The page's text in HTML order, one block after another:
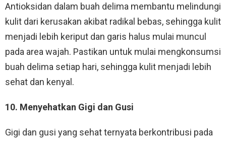
Antioksidan dalam buah delima membantu melindungi
kulit dari kerusakan akibat radikal bebas, sehingga kulit
menjadi lebih keriput dan garis halus mulai muncul
pada area wajah. Pastikan untuk mulai mengkonsumsi
buah delima setiap hari, sehingga kulit menjadi lebih
sehat dan kenyal.
10. Menyehatkan Gigi dan Gusi
Gigi dan gusi yang sehat ternyata berkontribusi pada